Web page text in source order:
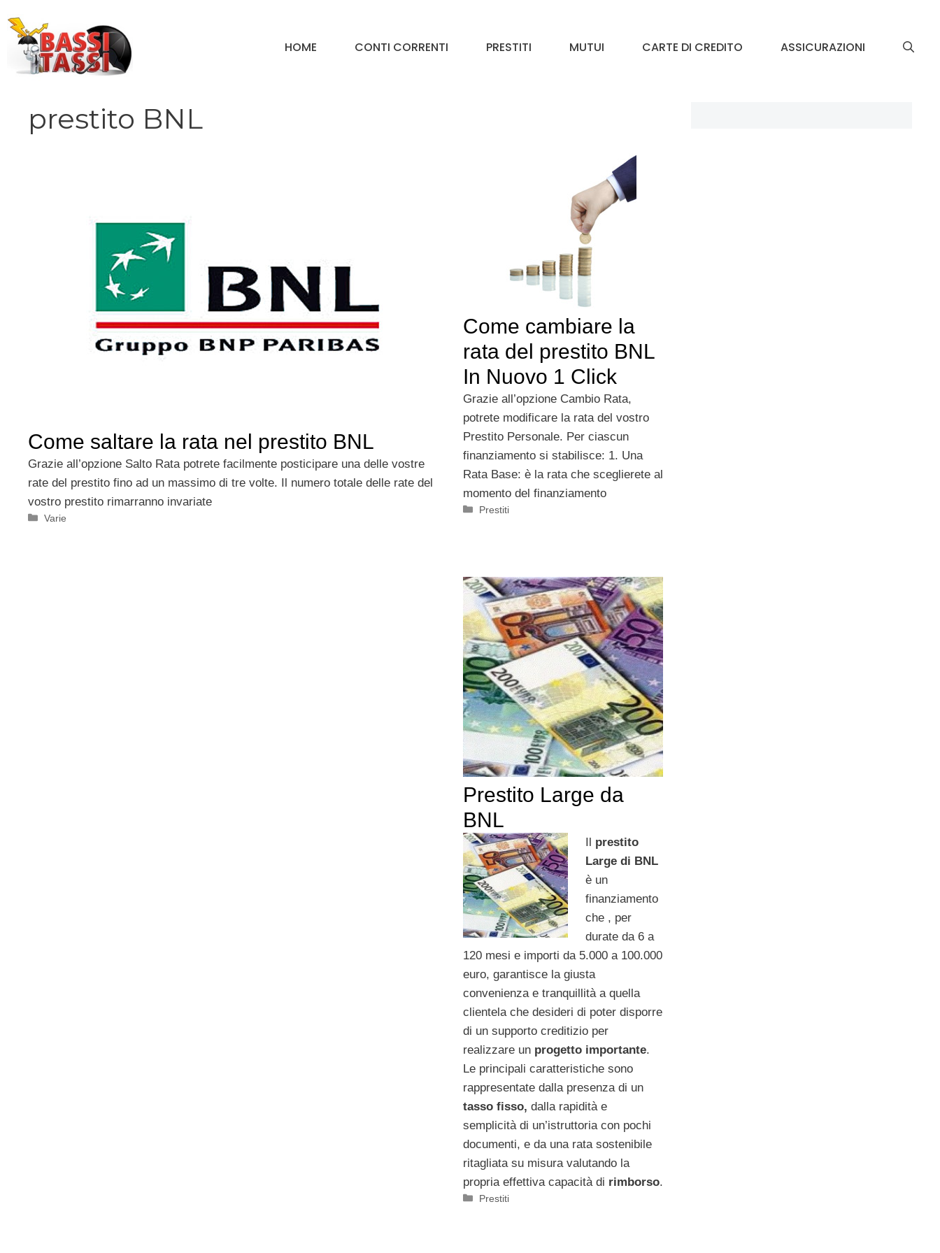
contenuto
HOME CONTI CORRENTI PRESTITI MUTUI CARTE DI CREDITO ASSICURAZIONI
prestito BNL
Come saltare la rata nel prestito BNL
Grazie all’opzione Salto Rata potrete facilmente posticipare una delle vostre
rate del prestito fino ad un massimo di tre volte. Il numero totale delle rate del
vostro prestito rimarranno invariate
Categorie
Varie
Come cambiare la
rata del prestito BNL
In Nuovo 1 Click
Grazie all’opzione Cambio Rata,
potrete modificare la rata del vostro
Prestito Personale. Per ciascun
finanziamento si stabilisce: 1. Una
Rata Base: è la rata che sceglierete al
momento del finanziamento
Categorie
Prestiti
Prestito Large da
BNL
Il prestito
Large di BNL
è un
finanziamento
che , per
durate da 6 a
120 mesi e importi da 5.000 a 100.000
euro, garantisce la giusta
convenienza e tranquillità a quella
clientela che desideri di poter disporre
di un supporto creditizio per
realizzare unprogetto importante.
Le principali caratteristiche sono
rappresentate dalla presenza di un
tasso fisso, dalla rapidità e
semplicità di un’istruttoria con pochi
documenti, e da una rata sostenibile
ritagliata su misura valutando la
propria effettiva capacità di rimborso.
Categorie
Prestiti